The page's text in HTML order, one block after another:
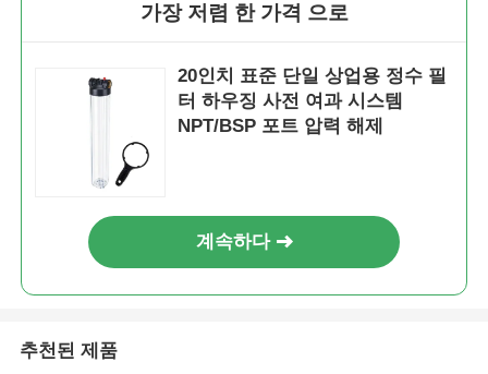
가장 저렴 한 가격 으로
20인치 표준 단일 상업용 정수 필
터 하우징 사전 여과 시스템
NPT/BSP 포트 압력 해제
계속하다
추천된 제품